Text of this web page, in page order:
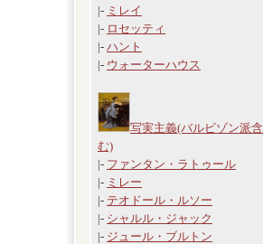
|- ミレイ
|- ロセッティ
|- ハント
|- ウォーターハウス
写実主義(バルビゾン派含
む)
|- ファンタン・ラトゥール
|- ミレー
|- テオドール・ルソー
|- シャルル・ジャック
|- ジュール・ブルトン